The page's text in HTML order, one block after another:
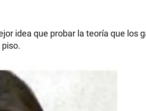
idea que probar la teoría que los